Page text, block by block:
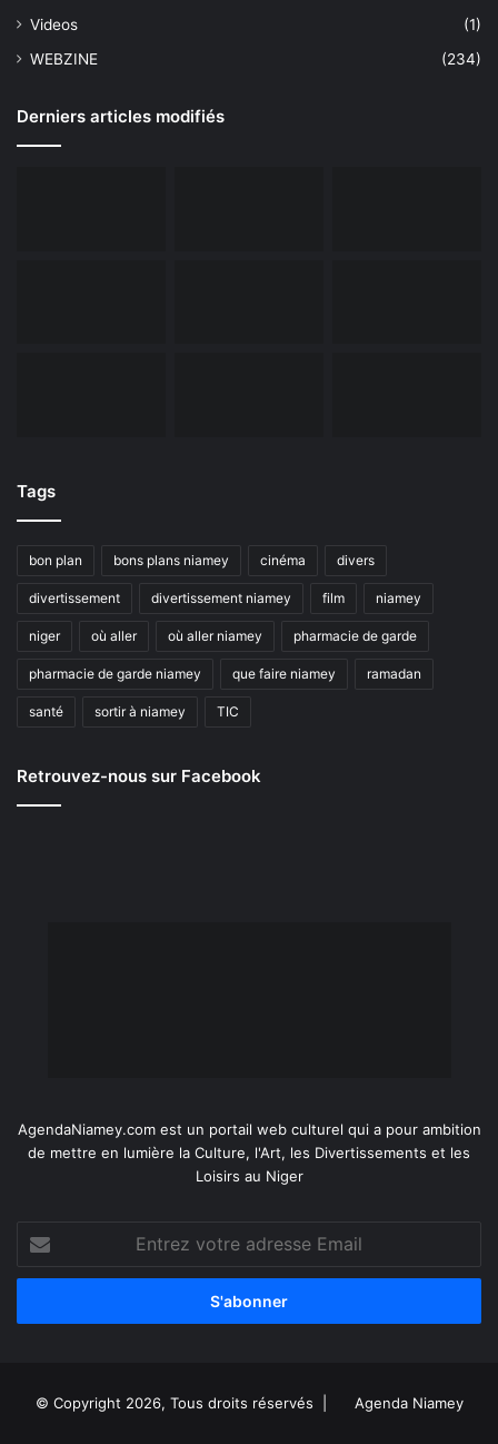
Videos
(1)
WEBZINE
(234)
Derniers articles modifiés
Tags
bon plan bons plans niamey cinéma divers
divertissement divertissement niamey film niamey
niger où aller où aller niamey pharmacie de garde
pharmacie de garde niamey que faire niamey ramadan
santé sortir à niamey TIC
Retrouvez-nous sur Facebook
AgendaNiamey.com est un portail web culturel qui a pour ambition
de mettre en lumière la Culture, l'Art, les Divertissements et les
Loisirs au Niger
votre
adresse
© Copyright 2026, Tous droits réservés | Agenda Niamey